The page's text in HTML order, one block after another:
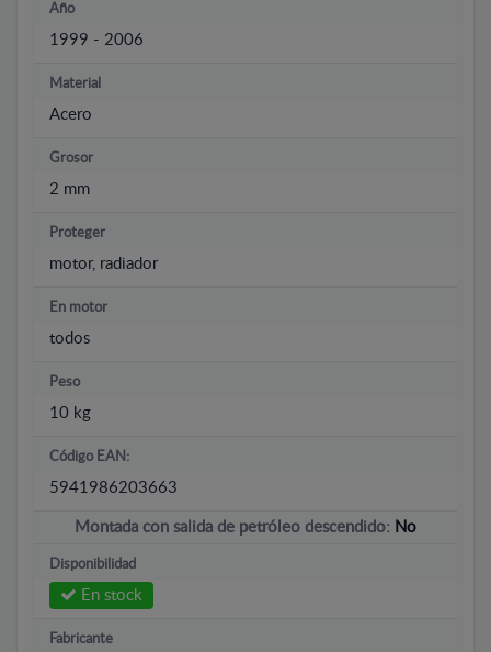
Año
1999 - 2006
Material
Acero
Grosor
2 mm
Proteger
motor, radiador
En motor
todos
Peso
10 kg
Código EAN:
5941986203663
Montada con salida de petróleo descendido: No
Disponibilidad
En stock
Fabricante